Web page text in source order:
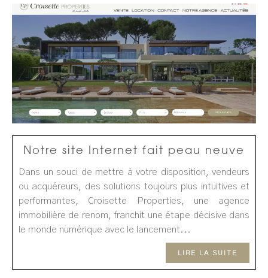
Notre site Internet fait peau neuve
Dans un souci de mettre à votre disposition, vendeurs
ou acquéreurs, des solutions toujours plus intuitives et
performantes, Croisette Properties, une agence
immobilière de renom, franchit une étape décisive dans
le monde numérique avec le lancement...
LIRE LA SUITE